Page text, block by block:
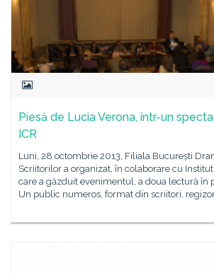
Piesă de Lucia Verona, într-un
ICR
Luni, 28 octombrie 2013, Filiala București
Scriitorilor a organizat, în colaborare cu
care a găzduit evenimentul, a doua lectură în
Un public numeros, format din scriitori,